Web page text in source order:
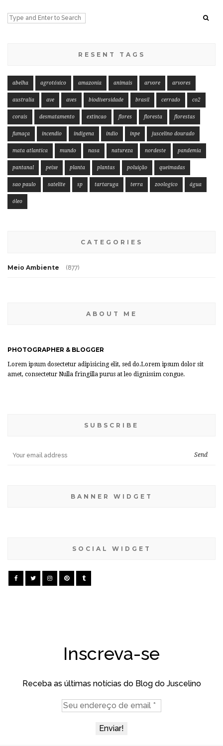
RESENT TAGS
abelha agrotóxico amazonia animais arvore arvores
australia ave aves biodiversidade brasil cerrado co2
corais desmatamento extincao flores floresta florestas
fumaça incendio indigena indio inpe juscelino dourado
mata atlantica mundo nasa natureza nordeste pandemia
pantanal peixe planta plantas poluição queimadas
sao paulo satelite sp tartaruga terra zoologico água
óleo
CATEGORIES
Meio Ambiente (877)
ABOUT ME
PHOTOGRAPHER & BLOGGER
Lorem ipsum dosectetur adipisicing elit, sed do.Lorem ipsum dolor sit
amet, consectetur Nulla fringilla purus at leo dignissim congue.
SUBSCRIBE
BANNER WIDGET
SOCIAL WIDGET
Inscreva-se
Receba as últimas notícias do Blog do Juscelino